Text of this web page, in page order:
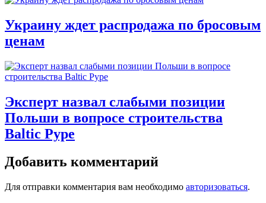
Украину ждет распродажа по бросовым
ценам
Эксперт назвал слабыми позиции
Польши в вопросе строительства
Baltic Pype
Добавить комментарий
Для отправки комментария вам необходимо авторизоваться.